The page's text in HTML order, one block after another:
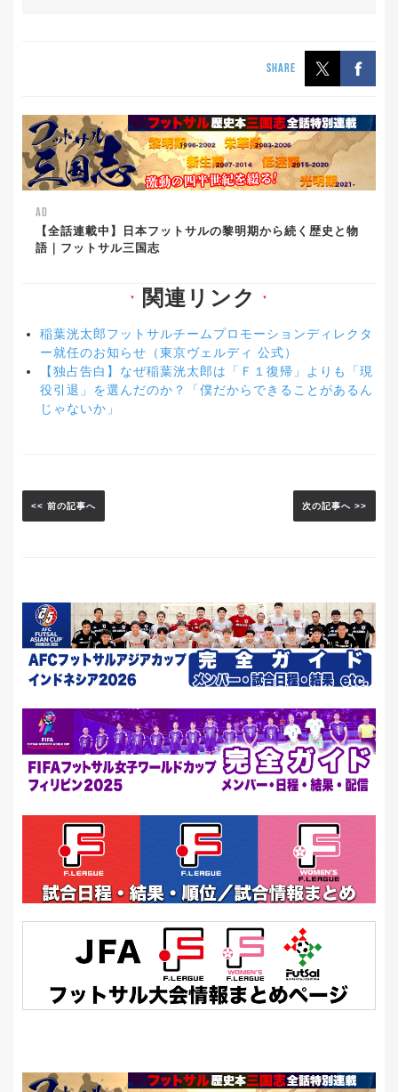
SHARE
AD
【全話連載中】日本フットサルの黎明期から続く歴史と物
語｜フットサル三国志
▼ 関連リンク ▼
稲葉洸太郎フットサルチームプロモーションディレクタ
ー就任のお知らせ（東京ヴェルディ 公式）
【独占告白】なぜ稲葉洸太郎は「Ｆ１復帰」よりも「現
役引退」を選んだのか？「僕だからできることがあるん
じゃないか」
<< 前の記事へ 次の記事へ >>